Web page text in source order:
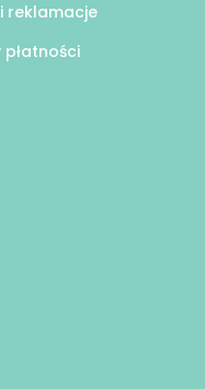
reklamacje